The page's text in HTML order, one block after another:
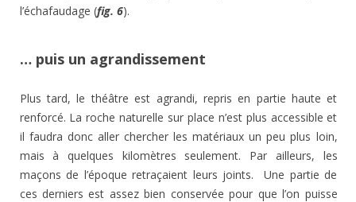
l’échafaudage (fig. 6).
… puis un agrandissement
Plus tard, le théâtre est agrandi, repris en partie haute et
renforcé. La roche naturelle sur place n’est plus accessible et
il faudra donc aller chercher les matériaux un peu plus loin,
mais à quelques kilomètres seulement. Par ailleurs, les
maçons de l’époque retraçaient leurs joints. Une partie de
ces derniers est assez bien conservée pour que l’on puisse